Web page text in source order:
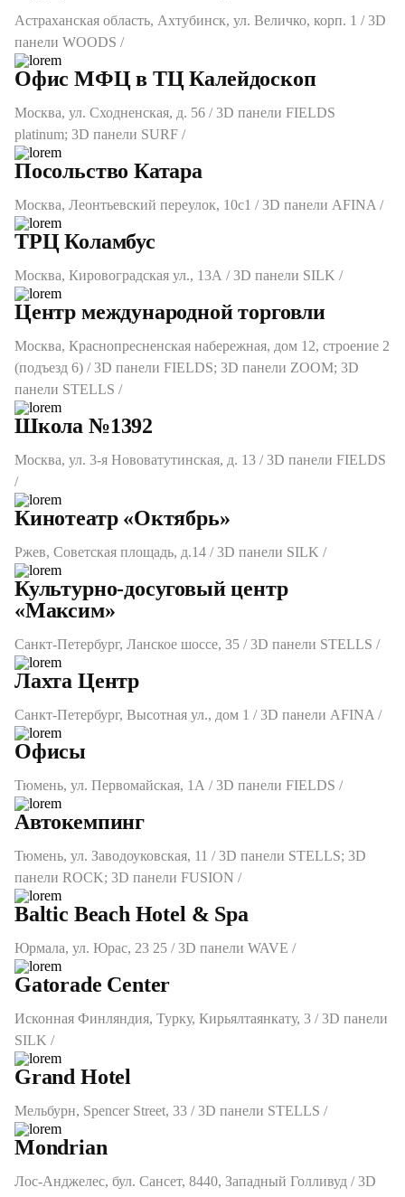
Астраханская область, Ахтубинск, ул. Величко, корп. 1 / 3D
панели WOODS /
Офис МФЦ в ТЦ Калейдоскоп
Москва, ул. Сходненская, д. 56 / 3D панели FIELDS
platinum; 3D панели SURF /
Посольство Катара
Москва, Леонтьевский переулок, 10с1 / 3D панели AFINA /
ТРЦ Коламбус
Москва, Кировоградская ул., 13А / 3D панели SILK /
Центр международной торговли
Москва, Краснопресненская набережная, дом 12, строение 2
(подъезд 6) / 3D панели FIELDS; 3D панели ZOOM; 3D
панели STELLS /
Школа №1392
Москва, ул. 3-я Нововатутинская, д. 13 / 3D панели FIELDS
/
Кинотеатр «Октябрь»
Ржев, Советская площадь, д.14 / 3D панели SILK /
Культурно-досуговый центр
«Максим»
Санкт-Петербург, Ланское шоссе, 35 / 3D панели STELLS /
Лахта Центр
Санкт-Петербург, Высотная ул., дом 1 / 3D панели AFINA /
Офисы
Тюмень, ул. Первомайская, 1А / 3D панели FIELDS /
Автокемпинг
Тюмень, ул. Заводоуковская, 11 / 3D панели STELLS; 3D
панели ROCK; 3D панели FUSION /
Baltic Beach Hotel & Spa
Юрмала, ул. Юрас, 23 25 / 3D панели WAVE /
Gatorade Center
Исконная Финляндия, Турку, Кирьялтаянкату, 3 / 3D панели
SILK /
Grand Hotel
Мельбурн, Spencer Street, 33 / 3D панели STELLS /
Mondrian
Лос-Анджелес, бул. Сансет, 8440, Западный Голливуд / 3D